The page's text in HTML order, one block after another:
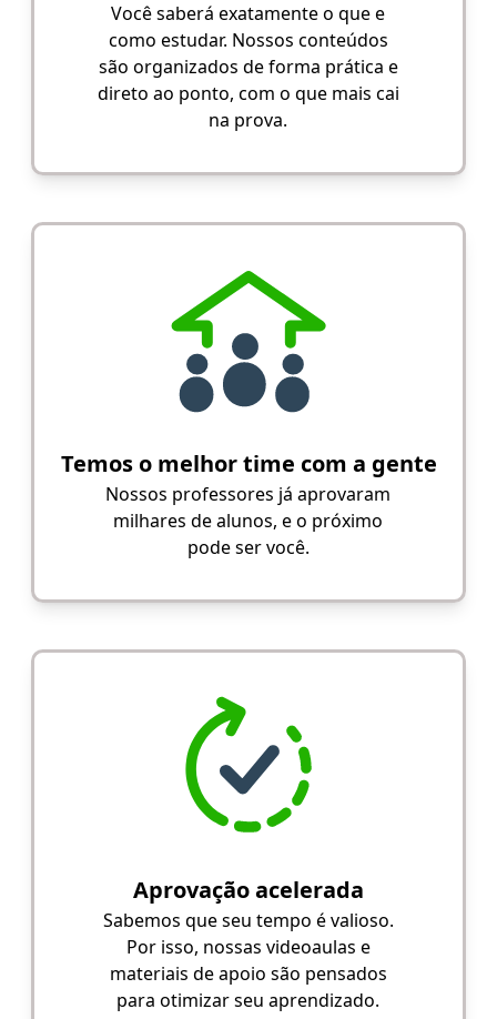
Você saberá exatamente o que e
como estudar. Nossos conteúdos
são organizados de forma prática e
direto ao ponto, com o que mais cai
na prova.
Temos o melhor time com a gente
Nossos professores já aprovaram
milhares de alunos, e o próximo
pode ser você.
Aprovação acelerada
Sabemos que seu tempo é valioso.
Por isso, nossas videoaulas e
materiais de apoio são pensados
para otimizar seu aprendizado.